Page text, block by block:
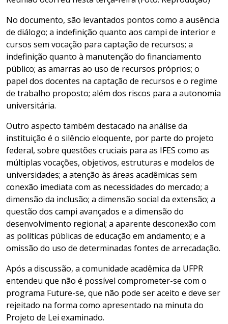
No documento, são levantados pontos como a ausência
de diálogo; a indefinição quanto aos campi de interior e
cursos sem vocação para captação de recursos; a
indefinição quanto à manutenção do financiamento
público; as amarras ao uso de recursos próprios; o
papel dos docentes na captação de recursos e o regime
de trabalho proposto; além dos riscos para a autonomia
universitária.
Outro aspecto também destacado na análise da
instituição é o silêncio eloquente, por parte do projeto
federal, sobre questões cruciais para as IFES como as
múltiplas vocações, objetivos, estruturas e modelos de
universidades; a atenção às áreas acadêmicas sem
conexão imediata com as necessidades do mercado; a
dimensão da inclusão; a dimensão social da extensão; a
questão dos campi avançados e a dimensão do
desenvolvimento regional; a aparente desconexão com
as políticas públicas de educação em andamento; e a
omissão do uso de determinadas fontes de arrecadação.
Após a discussão, a comunidade acadêmica da UFPR
entendeu que não é possível comprometer-se com o
programa Future-se, que não pode ser aceito e deve ser
rejeitado na forma como apresentado na minuta do
Projeto de Lei examinado.